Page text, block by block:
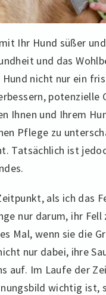
Ihr Hund süßer
und das
nicht nur ein
Ihnen und Ihrem
Pflege zu
Tatsächlich ist
als ich das
nur darum, ihr
Mal, wenn sie die
nur dabei, ihre
auf. Im Laufe der
wichtig ist,